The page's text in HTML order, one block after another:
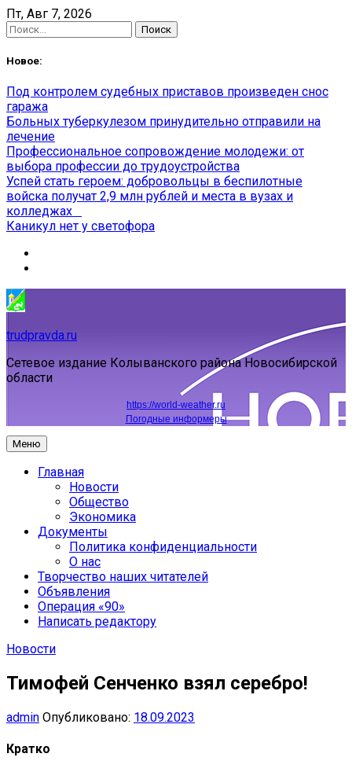
Skip
to
content
Пт, Авг 7, 2026
Найти:
Новое:
Под контролем судебных приставов произведен снос
гаража
Больных туберкулезом принудительно отправили на
лечение
Профессиональное сопровождение молодежи: от
выбора профессии до трудоустройства
Успей стать героем: добровольцы в беспилотные
войска получат 2,9 млн рублей и места в вузах и
колледжах
Каникул нет у светофора
trudpravda.ru
Сетевое издание Колыванского района Новосибирской
области
https://world-weather.ru
Погодные информеры
Меню
Главная
Новости
Общество
Экономика
Документы
Политика конфиденциальности
О нас
Творчество наших читателей
Объявления
Операция «90»
Написать редактору
Новости
Тимофей Сенченко взял серебро!
admin Опубликовано: 18.09.2023
Кратко